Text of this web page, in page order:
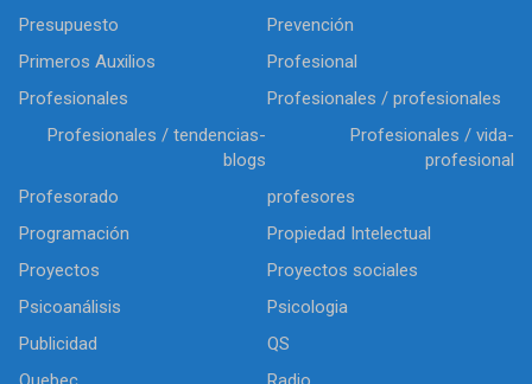
Presupuesto
Prevención
Primeros Auxilios
Profesional
Profesionales
Profesionales / profesionales
Profesionales / tendencias-
blogs
Profesionales / vida-
profesional
Profesorado
profesores
Programación
Propiedad Intelectual
Proyectos
Proyectos sociales
Psicoanálisis
Psicologia
Publicidad
QS